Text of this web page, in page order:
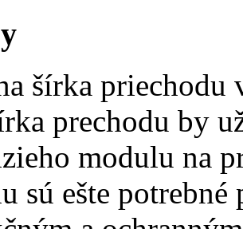
šírka priechodu
prechodu by
modulu na
sú ešte